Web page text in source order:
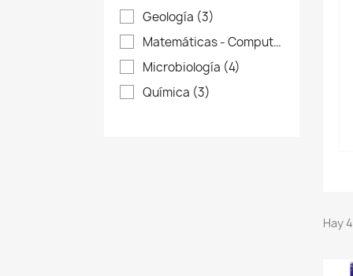
Geología (3)
Matemáticas - Computación
Microbiología (4)
Química (3)
Hay